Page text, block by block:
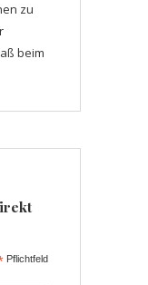
zu
beim
Pflichtfeld